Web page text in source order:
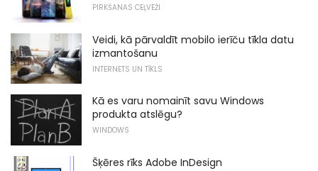
PIRKŠANAS CEĻVEŽI
Veidi, kā pārvaldīt mobilo ierīču tīkla datu
izmantošanu
INTERNETS UN TĪKLS
Kā es varu nomainīt savu Windows
produkta atslēgu?
WINDOWS
Šķēres rīks Adobe InDesign